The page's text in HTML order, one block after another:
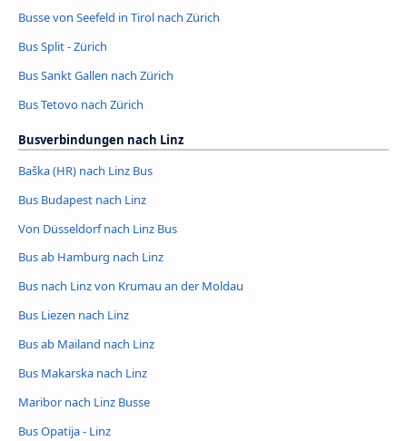
Busse von Seefeld in Tirol nach Zürich
Bus Split - Zürich
Bus Sankt Gallen nach Zürich
Bus Tetovo nach Zürich
Busverbindungen nach Linz
Baška (HR) nach Linz Bus
Bus Budapest nach Linz
Von Düsseldorf nach Linz Bus
Bus ab Hamburg nach Linz
Bus nach Linz von Krumau an der Moldau
Bus Liezen nach Linz
Bus ab Mailand nach Linz
Bus Makarska nach Linz
Maribor nach Linz Busse
Bus Opatija - Linz